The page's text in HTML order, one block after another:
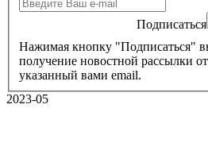
Подписаться
Нажимая кнопку "Подписаться"
получение новостной рассылки
указанный вами email.
2023-05